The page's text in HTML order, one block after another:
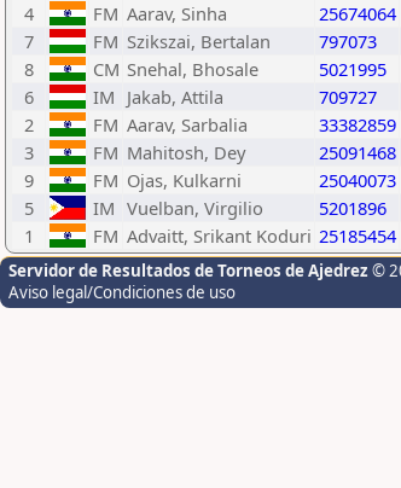
4
FM Aarav, Sinha 25674064
7
FM Szikszai, Bertalan 797073
8
CM Snehal, Bhosale 5021995
6
IM Jakab, Attila 709727
2
FM Aarav, Sarbalia 33382859
3
FM Mahitosh, Dey 25091468
9
FM Ojas, Kulkarni 25040073
5
IM Vuelban, Virgilio 5201896
1
FM Advaitt, Srikant Koduri 25185454
Servidor de Resultados de Torneos de Ajedrez ©
Aviso legal/Condiciones de uso